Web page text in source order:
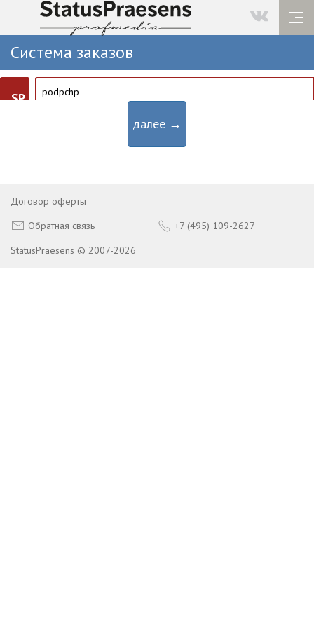
Система заказов
SP
далее →
Договор оферты
Обратная связь
+7 (495) 109-2627
StatusPraesens © 2007-2026